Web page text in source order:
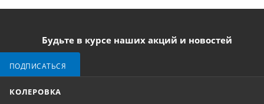
Будьте в курсе наших акций и новостей
ПОДПИСАТЬСЯ
КОЛЕРОВКА